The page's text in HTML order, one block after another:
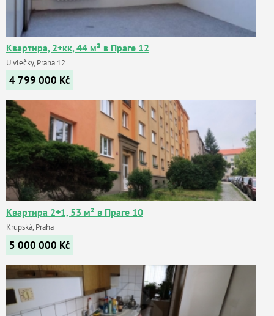
Квартира, 2+кк, 44 м² в Праге 12
U vlečky, Praha 12
4 799 000 Kč
Квартира 2+1, 53 м² в Праге 10
Krupská, Praha
5 000 000 Kč